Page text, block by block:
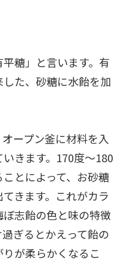
糖」と言います。有
た、砂糖に水飴を加
ープン釜に材料を入
きます。170度〜180
とによって、お砂糖
きます。これがカラ
志飴の色と味の特徴
ぎるとかえって飴の
が柔らかくなるこ